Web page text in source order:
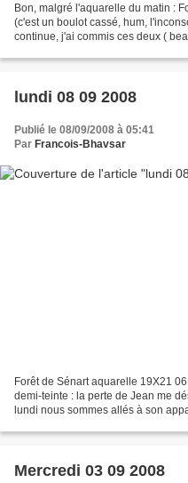
Bon, malgré l'aquarelle du matin :
(c'est un boulot cassé, hum,
continue, j'ai commis ces deux (
lundi 08 09 2008
Publié le 08/09/2008 à 05:41
Par Francois-Bhavsar
Forêt de Sénart aquarelle 19X21
demi-teinte : la perte de Jean me
lundi nous sommes allés à son
Mercredi 03 09 2008